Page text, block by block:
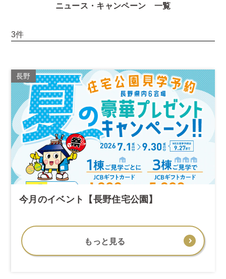
ニュース・キャンペーン 一覧
3件
長野
今月のイベント【長野住宅公園】
もっと見る